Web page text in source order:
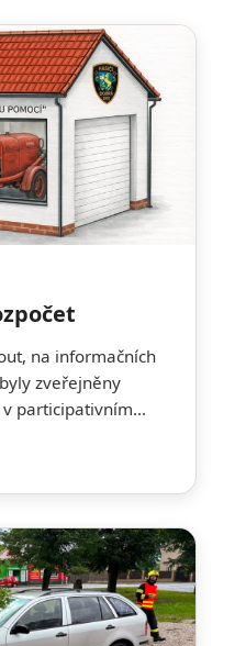
na informačních
zveřejněny
participativním...